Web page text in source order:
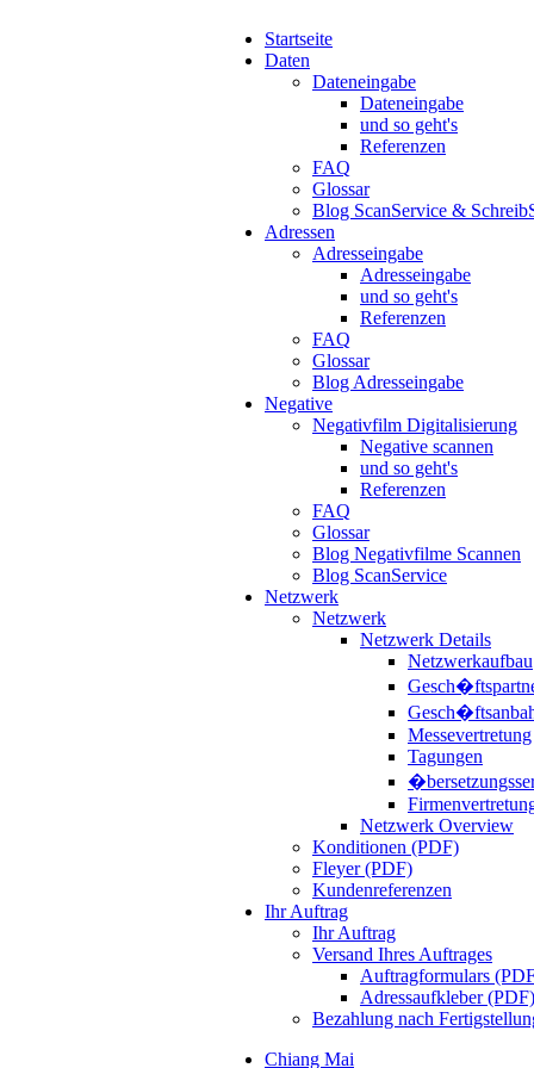
Startseite
Daten
Dateneingabe
Dateneingabe
und so geht's
Referenzen
FAQ
Glossar
Blog ScanService &
Adressen
Adresseingabe
Adresseingabe
und so geht's
Referenzen
FAQ
Glossar
Blog Adresseingabe
Negative
Negativfilm Digitalisierung
Negative scannen
und so geht's
Referenzen
FAQ
Glossar
Blog Negativfilme Scannen
Blog ScanService
Netzwerk
Netzwerk
Netzwerk Details
Netzwerkaufbau
Messevertretung
Tagungen
Netzwerk Overview
Konditionen (PDF)
Fleyer (PDF)
Kundenreferenzen
Ihr Auftrag
Ihr Auftrag
Versand Ihres Auftrages
Auftragformulars
Adressaufkleber (PDF)
Bezahlung nach
Chiang Mai